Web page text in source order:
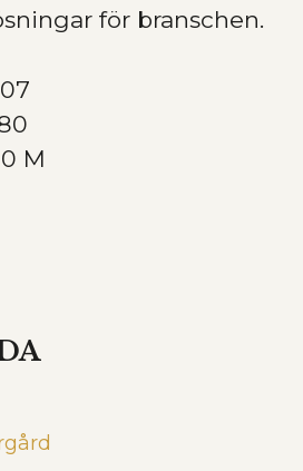
för branschen.
M